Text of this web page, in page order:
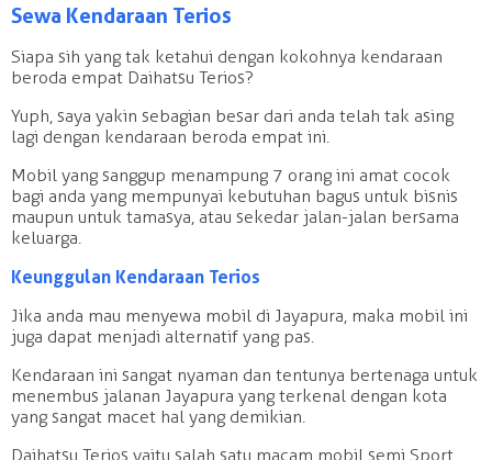
Sewa Kendaraan Terios
Siapa sih yang tak ketahui dengan kokohnya kendaraan
beroda empat Daihatsu Terios?
Yuph, saya yakin sebagian besar dari anda telah tak asing
lagi dengan kendaraan beroda empat ini.
Mobil yang sanggup menampung 7 orang ini amat cocok
bagi anda yang mempunyai kebutuhan bagus untuk bisnis
maupun untuk tamasya, atau sekedar jalan-jalan bersama
keluarga.
Keunggulan Kendaraan Terios
Jika anda mau menyewa mobil di Jayapura, maka mobil ini
juga dapat menjadi alternatif yang pas.
Kendaraan ini sangat nyaman dan tentunya bertenaga untuk
menembus jalanan Jayapura yang terkenal dengan kota
yang sangat macet hal yang demikian.
Daihatsu Terios yaitu salah satu macam mobil semi Sport